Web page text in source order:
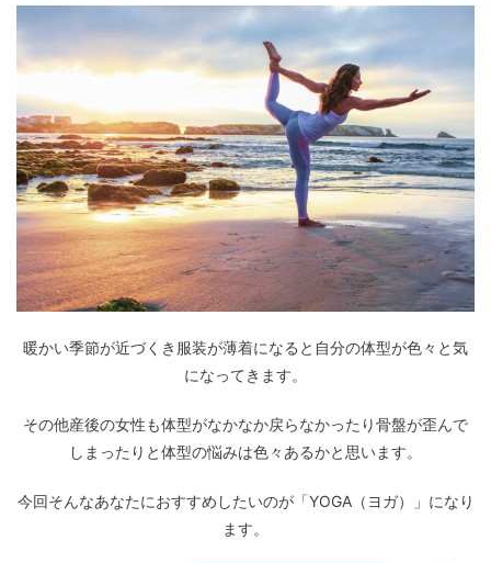
暖かい季節が近づくき服装が薄着になると自分の体型が色々と気
になってきます。
その他産後の女性も体型がなかなか戻らなかったり骨盤が歪んで
しまったりと体型の悩みは色々あるかと思います。
今回そんなあなたにおすすめしたいのが「YOGA（ヨガ）」になり
ます。